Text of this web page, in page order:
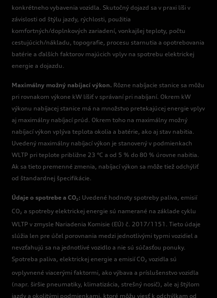
konkrétneho vybavenia vozidla. Skutočný dojazd sa v praxi líši v
závislosti od štýlu jazdy, rýchlosti, použitia
komfortných/doplnkových zariadení, vonkajšej teploty, počtu
cestujúcich/nákladu, topografie, procesu starnutia a opotrebovania
batérie a ďalších faktorov majúcich vplyv na spotrebu elektrickej
energie a dojazdu.
Maximálny možný nabíjací výkon. Rôzne nabíjacie stanice sa môžu
pri rovnakom výkone kW líšiť v správaní pri nabíjaní. Okrem kW
výkonu nabíjacej stanice má na množstvo pretekajúcej energie vplyv
aj maximálny nabíjací prúd. Okrem toho na maximálny možný
nabíjací výkon vplýva teplota okolia a batérie, ako aj stav nabitia.
Uvedený maximálny nabíjací výkon je stanovený v podmienkach
WLTP pri teplote približne 23 °C a od 5 % do 80 % úrovne nabitia.
Ak sa tieto premenné zmenia, nabíjací výkon sa môže tiež odchýliť
od štandardnej špecifikácie.
Údaje o spotrebe a CO2 : Uvedené hodnoty spotreby paliva, emisií
CO 2 a spotreby elektrickej energie sú namerané na základe cyklu
WLTP v zmysle Nariadenia Komisie (EÚ) č. 2017/1151. Tieto údaje
slúžia len pre účel porovnania medzi jednotlivými typmi vozidiel a
nevzťahujú sa na jednotlivé vozidlo a nie sú súčasťou ponuky.
Spotreba paliva, elektrickej energie a emisií CO2 vozidla sú
ovplyvnené viacerými faktormi, ako výbava a príslušenstvo vozidla
(napr. širšie pneumatiky, klimatizácia, strešný nosič), ale aj štýlom
jazdy a okolitými podmienkami, ktoré môžu viesť k odchýlkam od